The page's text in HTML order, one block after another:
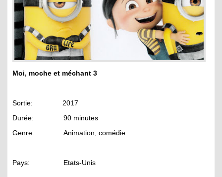
Moi, moche et méchant 3
Sortie: 2017
Durée: 90 minutes
Genre: Animation, comédie
Pays: Etats-Unis